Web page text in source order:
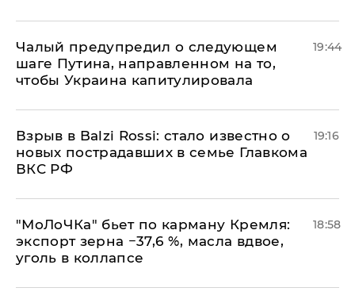
Чалый предупредил о следующем
шаге Путина, направленном на то,
чтобы Украина капитулировала
19:44
Взрыв в Balzi Rossi: стало известно о
новых пострадавших в семье Главкома
ВКС РФ
19:16
​"МоЛоЧКа" бьет по карману Кремля:
экспорт зерна −37,6 %, масла вдвое,
уголь в коллапсе
18:58